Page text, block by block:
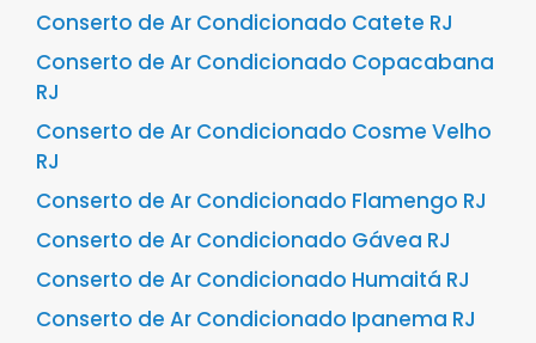
Conserto de Ar Condicionado Catete RJ
Conserto de Ar Condicionado Copacabana
RJ
Conserto de Ar Condicionado Cosme Velho
RJ
Conserto de Ar Condicionado Flamengo RJ
Conserto de Ar Condicionado Gávea RJ
Conserto de Ar Condicionado Humaitá RJ
Conserto de Ar Condicionado Ipanema RJ